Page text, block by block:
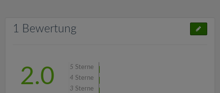
1 Bewertung
2.0 5 Sterne
4 Sterne
3 Sterne